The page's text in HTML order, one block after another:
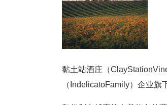
黏土站酒庄（
（IndelicatoFamily）企业旗